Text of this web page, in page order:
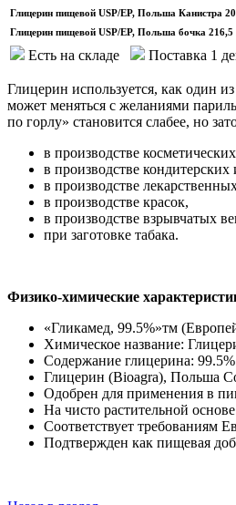
Глицерин пищевой USP/EP, Польша Канистра
Глицерин пищевой USP/EP, Польша бочка 216,5
Есть на складе
Поставка 1
Глицерин используется, как один
может меняться с желаниями
по горлу» становится слабее, но
в производстве
в производстве кондитерских
в производстве
в производстве красок,
в производстве взрывчатых
при заготовке табака.
Физико-химические
«Гликамед, 99.5%»тм
Химическое название:
Содержание глицерина:
Глицерин (Bioagra), Польша
Одобрен для применения в
На чисто растительной
Соответствует требованиям
Подтвержден как пищевая